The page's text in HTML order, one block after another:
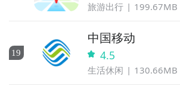
旅游出行 199.67MB
19
中国移动
4.5
生活休闲 130.66MB